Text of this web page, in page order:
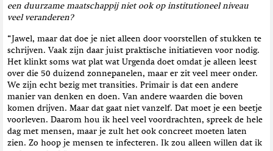
een duurzame maatschappij niet ook op institutioneel niveau
veel veranderen?
“Jawel, maar dat doe je niet alleen door voorstellen of stukken te
schrijven. Vaak zijn daar juist praktische initiatieven voor nodig.
Het klinkt soms wat plat wat Urgenda doet omdat je alleen leest
over die 50 duizend zonnepanelen, maar er zit veel meer onder.
We zijn echt bezig met transities. Primair is dat een andere
manier van denken en doen. Van andere waarden die boven
komen drijven. Maar dat gaat niet vanzelf. Dat moet je een beetje
voorleven. Daarom hou ik heel veel voordrachten, spreek de hele
dag met mensen, maar je zult het ook concreet moeten laten
zien. Zo hoop je mensen te infecteren. Ik zou alleen willen dat ik